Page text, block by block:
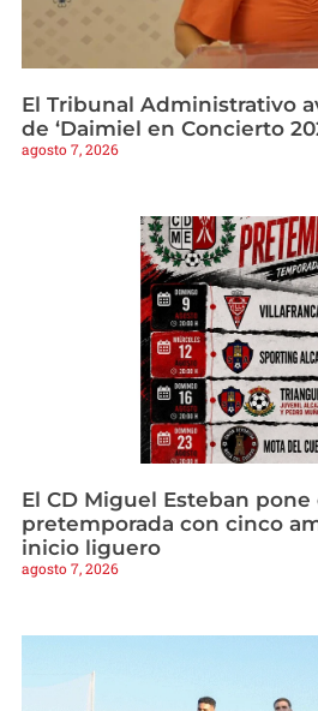
El Tribunal Administrativo
de ‘Daimiel en Concierto
agosto 7, 2026
El CD Miguel Esteban
pretemporada con cinco
inicio liguero
agosto 7, 2026